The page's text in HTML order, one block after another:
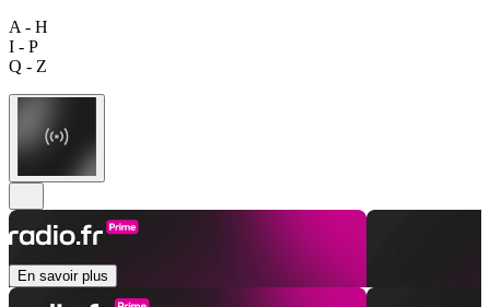
A - H
I - P
Q - Z
En savoir plus